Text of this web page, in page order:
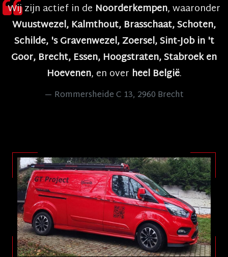
Wij zijn actief in de Noorderkempen, waaronder
Wuustwezel, Kalmthout, Brasschaat, Schoten,
Schilde, 's Gravenwezel, Zoersel, Sint-Job in 't
Goor, Brecht, Essen, Hoogstraten, Stabroek en
Hoevenen, en over heel België.
Rommersheide C 13, 2960 Brecht